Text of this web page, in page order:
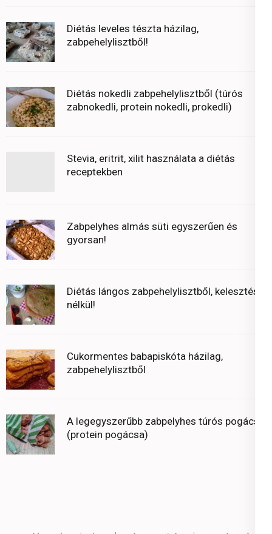
Diétás leveles tészta házilag,
zabpehelylisztből!
Diétás nokedli zabpehelylisztből (túrós
zabnokedli, protein nokedli, prokedli)
Stevia, eritrit, xilit használata a diétás
receptekben
Zabpelyhes almás süti egyszerűen és
gyorsan!
Diétás lángos zabpehelylisztből, kelesztés
nélkül!
Cukormentes babapiskóta házilag,
zabpehelylisztből
A legegyszerűbb zabpelyhes túrós pogácsa
(protein pogácsa)